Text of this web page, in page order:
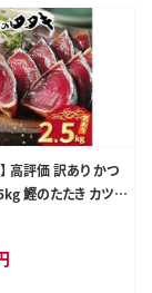
高評価 訳あり かつ
鰹のたたき カツオ
のタタキ かつおのた
るさと ふるさと納税
けあり ワケアリ かつ